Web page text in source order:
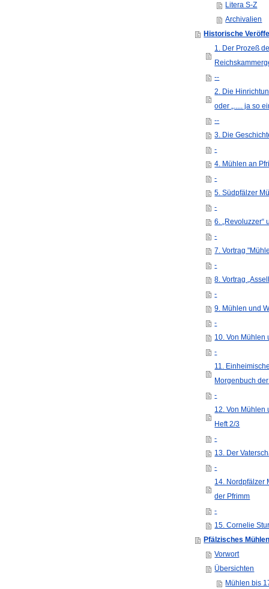
Litera S-Z
Archivalien
Historische
1. Der Prozeß
--
2. Die
oder „..... ja so
--
3. Die
-
4. Mühlen an
-
5. Südpfälzer
-
6. „Revoluzzer“
-
7. Vortrag
-
8. Vortrag
-
9. Mühlen und
-
10. Von Mühlen
-
11.
Morgenbuch
-
12. Von Mühlen
Heft 2/3
-
13. Der
-
14. Nordpfälzer
der Pfrimm
-
15. Cornelie
Pfälzisches
Vorwort
Übersichten
Mühlen bis